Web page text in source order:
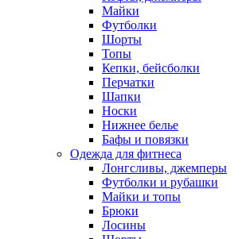
Майки
Футболки
Шорты
Топы
Кепки, бейсболки
Перчатки
Шапки
Носки
Нижнее белье
Бафы и повязки
Одежда для фитнеса
Лонгсливы, джемперы
Футболки и рубашки
Майки и топы
Брюки
Лосины